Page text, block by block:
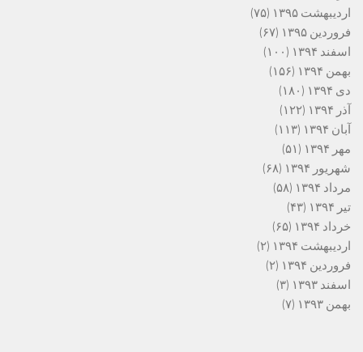
اردیبهشت ۱۳۹۵
(۷۵)
فروردین ۱۳۹۵
(۶۷)
اسفند ۱۳۹۴
(۱۰۰)
بهمن ۱۳۹۴
(۱۵۶)
دی ۱۳۹۴
(۱۸۰)
آذر ۱۳۹۴
(۱۲۲)
آبان ۱۳۹۴
(۱۱۳)
مهر ۱۳۹۴
(۵۱)
شهریور ۱۳۹۴
(۶۸)
مرداد ۱۳۹۴
(۵۸)
تیر ۱۳۹۴
(۴۳)
خرداد ۱۳۹۴
(۶۵)
اردیبهشت ۱۳۹۴
(۲)
فروردین ۱۳۹۴
(۲)
اسفند ۱۳۹۳
(۳)
بهمن ۱۳۹۳
(۷)